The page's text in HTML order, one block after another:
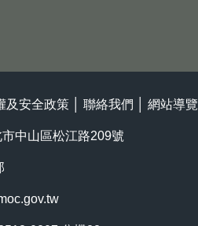
及安全政策 聯絡我們 網站導覽
中山區松江路209號